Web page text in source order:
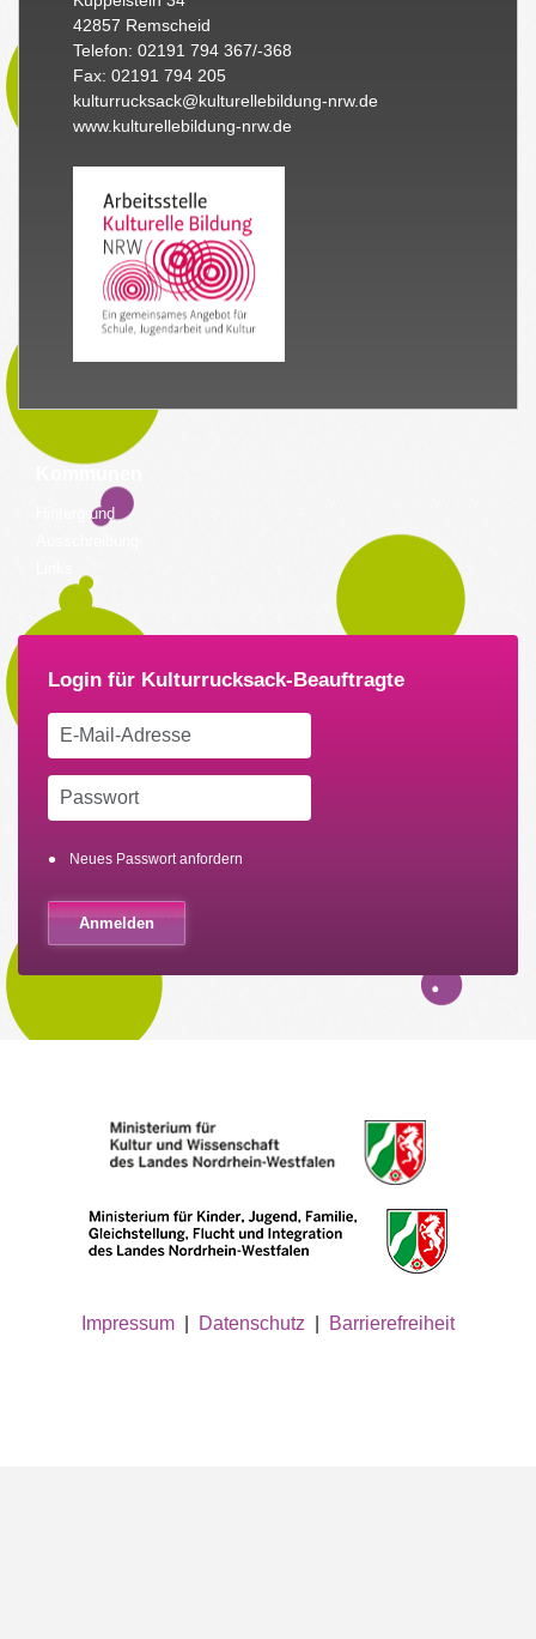
42857 Remscheid
Telefon: 02191 794 367/-368
Fax: 02191 794 205
kulturrucksack@kulturellebildung-nrw.de
www.kulturellebildung-nrw.de
Hintergrund
Neues Passwort anfordern
Impressum Datenschutz Barrierefreiheit